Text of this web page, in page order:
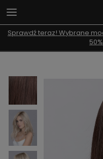
Sprawdź teraz! Wybrane